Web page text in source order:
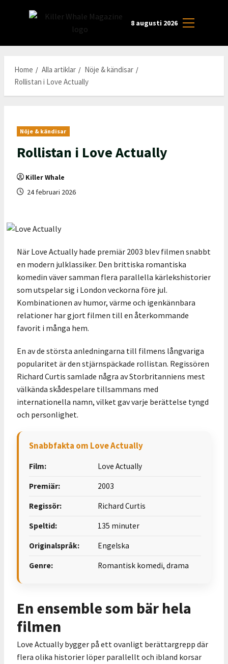
8 augusti 2026
Primary
Home Alla artiklar
Nöje & kändisar
Rollistan i Love Actually
Nöje & kändisar
Rollistan i Love Actually
Killer Whale
24 februari 2026
När Love Actually hade premiär 2003 blev filmen snabbt
en modern julklassiker. Den brittiska romantiska
komedin väver samman flera parallella kärlekshistorier
som utspelar sig i London veckorna före jul.
Kombinationen av humor, värme och igenkännbara
relationer har gjort filmen till en återkommande
favorit i många hem.
En av de största anledningarna till filmens långvariga
popularitet är den stjärnspäckade rollistan. Regissören
Richard Curtis samlade några av Storbritanniens mest
välkända skådespelare tillsammans med
internationella namn, vilket gav varje berättelse tyngd
och personlighet.
Snabbfakta om Love Actually
Film: Love Actually
Premiär: 2003
Regissör: Richard Curtis
Speltid: 135 minuter
Originalspråk: Engelska
Genre: Romantisk komedi, drama
En ensemble som bär hela
filmen
Love Actually bygger på ett ovanligt berättargrepp där
flera olika historier löper parallellt och ibland korsar